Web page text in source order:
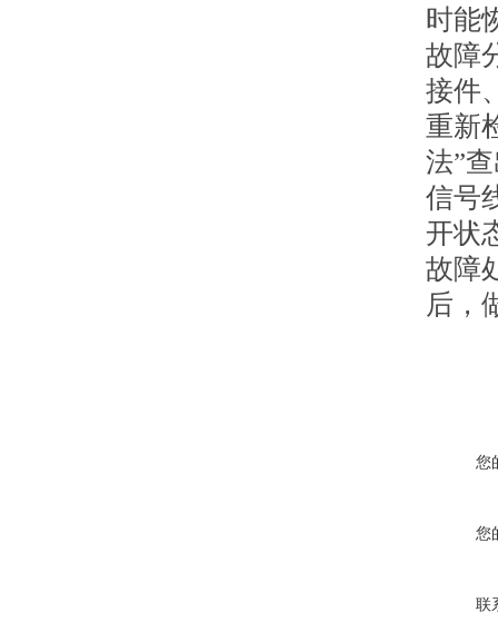
时能
故障
接件
重新
法”
信号
开状
故障
后，
您
您
联